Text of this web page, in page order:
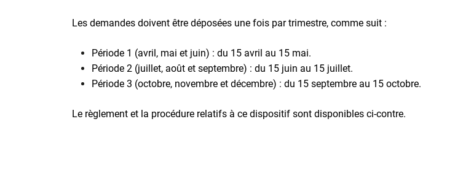
Les demandes doivent être déposées une fois par trimestre, comme suit :
Période 1 (avril, mai et juin) : du 15 avril au 15 mai.
Période 2 (juillet, août et septembre) : du 15 juin au 15 juillet.
Période 3 (octobre, novembre et décembre) : du 15 septembre au 15 octobre.
Le règlement et la procédure relatifs à ce dispositif sont disponibles ci-contre.